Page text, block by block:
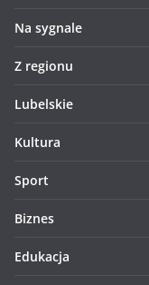
Na sygnale
Z regionu
Lubelskie
Kultura
Sport
Biznes
Edukacja